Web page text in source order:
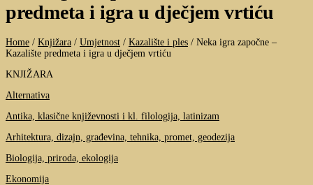
predmeta i igra u dječjem vrtiću
Home / Knjižara / Umjetnost / Kazalište i ples / Neka igra započne –
Kazalište predmeta i igra u dječjem vrtiću
KNJIŽARA
Alternativa
Antika, klasične književnosti i kl. filologija, latinizam
Arhitektura, dizajn, građevina, tehnika, promet, geodezija
Biologija, priroda, ekologija
Ekonomija